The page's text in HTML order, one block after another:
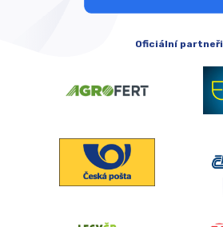
Oficiální partneři